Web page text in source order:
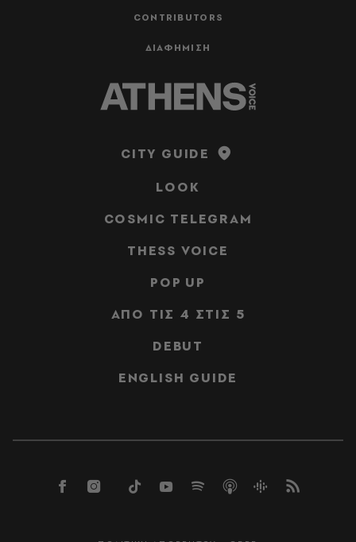
CONTRIBUTORS
ΔΙΑΦΗΜΙΣΗ
CITY GUIDE
LOOK
COSMIC TELEGRAM
THESS VOICE
POP UP
ΑΠΟ ΤΙΣ 4 ΣΤΙΣ 5
DEBUT
ENGLISH GUIDE